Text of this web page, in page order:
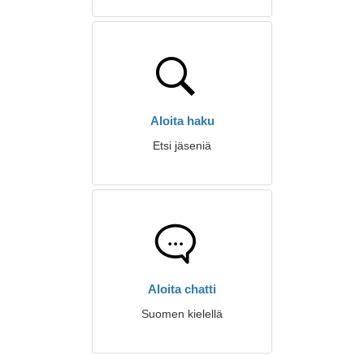
Aloita haku
Etsi jäseniä
Aloita chatti
Suomen kielellä